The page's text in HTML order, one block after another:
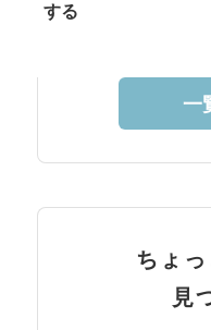
する
一
ちょっ
見